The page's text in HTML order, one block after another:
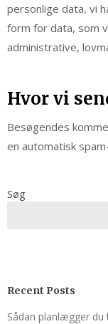
personlige data, vi
form for data, som
administrative,
Hvor vi
Besøgendes
en automatisk
Søg
Recent Posts
Sådan planlægger